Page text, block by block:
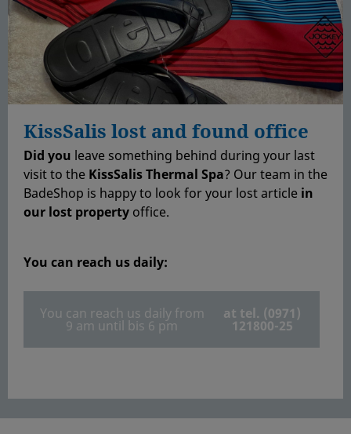
KissSalis lost and found office
Did you leave something behind during your last
visit to the KissSalis Thermal Spa? Our team in the
BadeShop is happy to look for your lost article in
our lost property office.
You can reach usdaily:
You can reach us daily from
9 am until bis 6 pm
at tel. (0971)
121800-25